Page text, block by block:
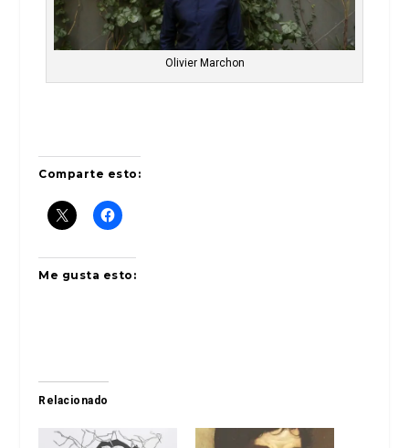
Olivier Marchon
Comparte esto:
Me gusta esto:
Relacionado